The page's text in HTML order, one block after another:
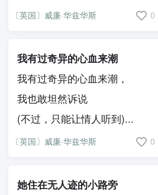
〔英国〕威廉·华兹华斯 0
我有过奇异的心血来潮
我有过奇异的心血来潮，
我也敢坦然诉说
(不过，只能让情人听到)...
〔英国〕威廉·华兹华斯 0
她住在无人迹的小路旁